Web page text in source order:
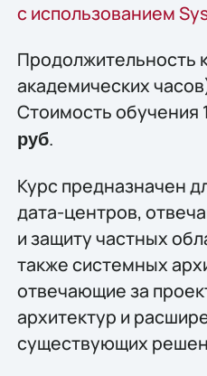
с использованием
Продолжительность
академических
Стоимость обучения
руб.
Курс предназначен
дата-центров,
и защиту частных
также системных
отвечающие за
архитектур и
существующих